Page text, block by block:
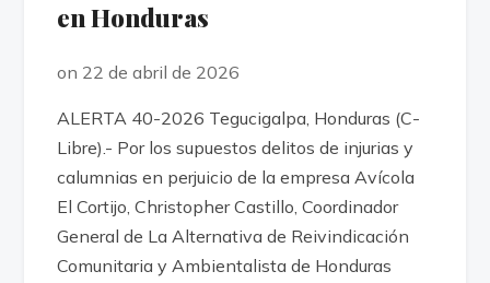
en Honduras
on 22 de abril de 2026
ALERTA 40-2026 Tegucigalpa, Honduras (C-
Libre).- Por los supuestos delitos de injurias y
calumnias en perjuicio de la empresa Avícola
El Cortijo, Christopher Castillo, Coordinador
General de La Alternativa de Reivindicación
Comunitaria y Ambientalista de Honduras